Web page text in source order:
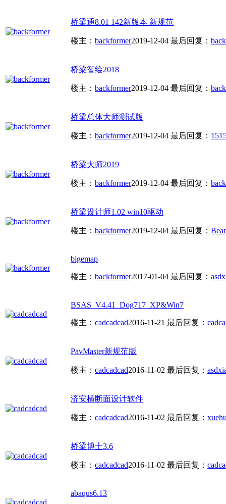
桥梁通8.01 142新版本 新规范
楼主： backformer2019-12-04 最后回复：
桥梁智绘2018
楼主： backformer2019-12-04 最后回复：
桥梁总体大师测试版
楼主： backformer2019-12-04 最后回复：
桥梁大师2019
楼主： backformer2019-12-04 最后回复：
桥梁设计师1.02 win10驱动
楼主： backformer2019-12-04 最后回复：
bigemap
楼主： backformer2017-01-04 最后回复：
BSAS_V4.41_Dog717_XP&Win7
楼主： cadcadcad2016-11-21 最后回复：
PavMaster新规范版
楼主： cadcadcad2016-11-02 最后回复：
济安横断面设计软件
楼主： cadcadcad2016-11-02 最后回复：
桥梁博士3.6
楼主： cadcadcad2016-11-02 最后回复：
abaqus6.13